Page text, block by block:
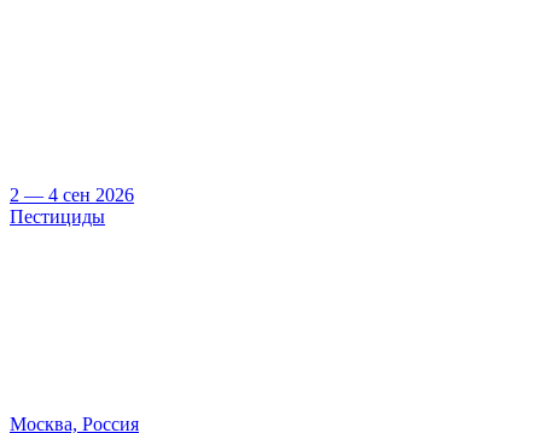
2 — 4 сен 2026
Пестициды
Москва, Россия